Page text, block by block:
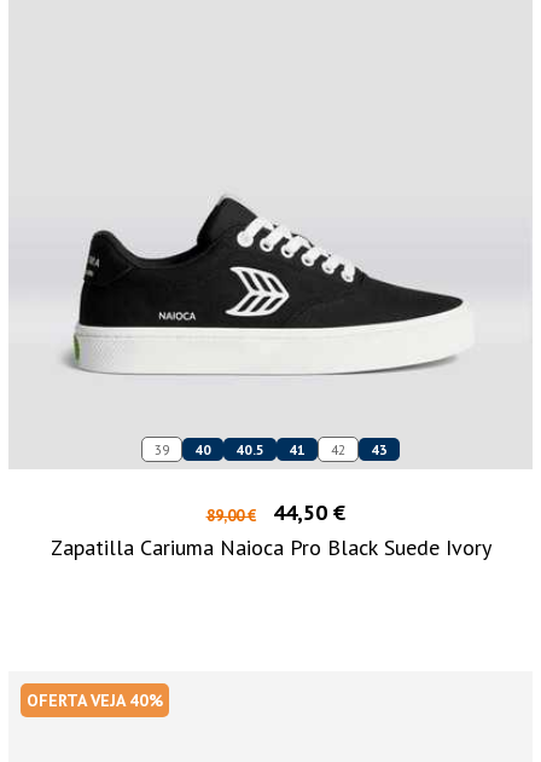
39 40 40.5 41 42 43
89,00 €
44,50 €
Zapatilla Cariuma Naioca Pro Black Suede Ivory
OFERTA VEJA 40%